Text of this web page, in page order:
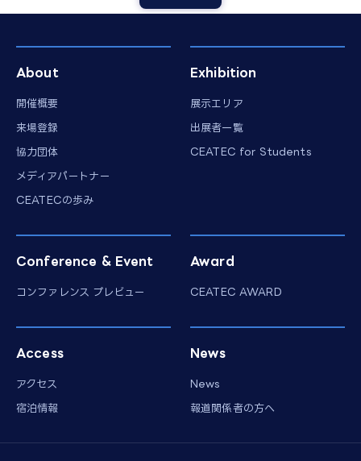
About
開催概要
来場登録
協力団体
メディアパートナー
CEATECの歩み
Exhibition
展示エリア
出展者一覧
CEATEC for Students
Conference & Event
コンファレンス プレビュー
Award
CEATEC AWARD
Access
アクセス
宿泊情報
News
News
報道関係者の方へ